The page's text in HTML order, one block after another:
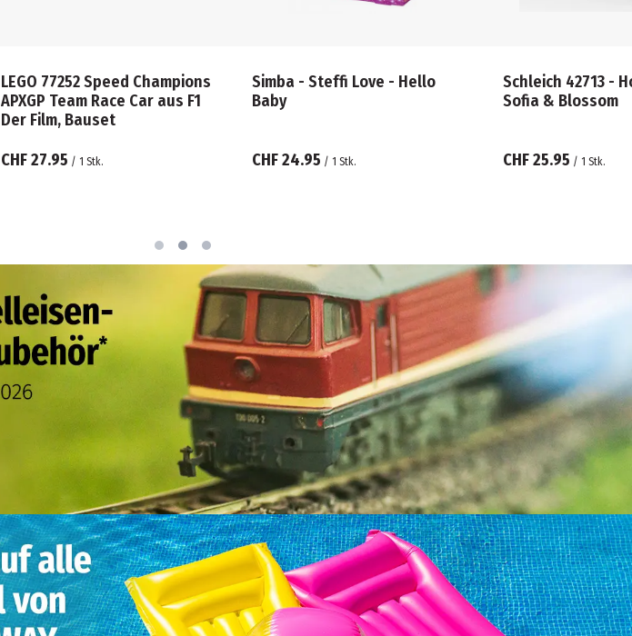
LEGO 77252 Speed Champions
APXGP Team Race Car aus F1
Der Film, Bauset
CHF 27.95 / 1 Stk.
Simba - Steffi Love - Hello
Baby
CHF 24.95 / 1 Stk.
Schleich 42713 -
Sofia & Blossom
CHF 25.95 / 1 Stk.